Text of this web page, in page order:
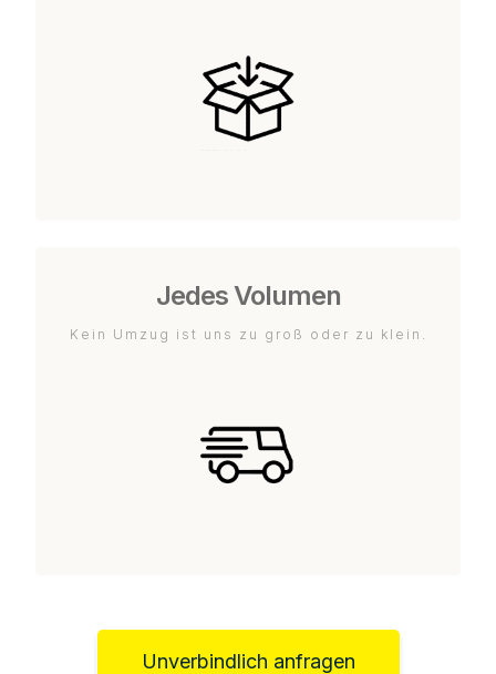
Jedes Volumen
Kein Umzug ist uns zu groß oder zu klein.
Unverbindlich anfragen